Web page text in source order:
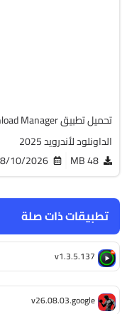
تطبيقات ذات صلة
v1.3.5.137
v26.08.03.google
الداونلود لأندرويد 2025
48 MB
10/2026